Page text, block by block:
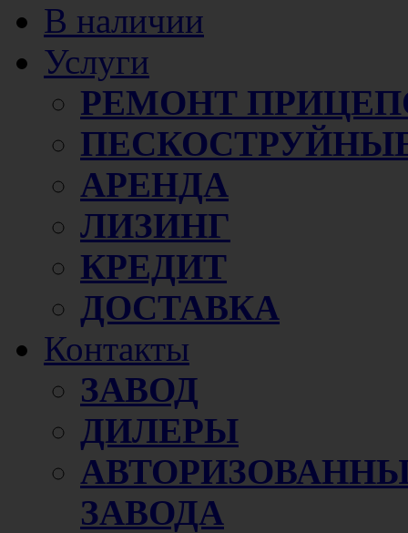
В наличии
Услуги
РЕМОНТ
АРЕНДА
ЛИЗИНГ
КРЕДИТ
ДОСТАВКА
Контакты
ЗАВОД
ДИЛЕРЫ
ЗАВОДА